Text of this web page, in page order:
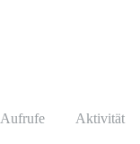
Aufrufe Aktivität